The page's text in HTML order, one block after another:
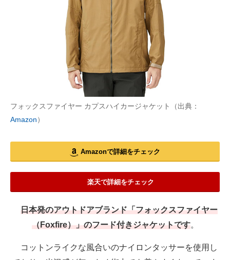
フォックスファイヤー カプスハイカージャケット（出典：
Amazon）
Amazonで詳細をチェック
楽天で詳細をチェック
日本発のアウトドアブランド「フォックスファイヤー
（Foxfire）」のフード付きジャケットです。
コットンライクな風合いのナイロンタッサーを使用し